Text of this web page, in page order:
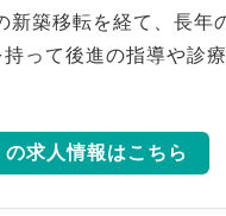
築移転を経て、長年
って後進の指導や診
求人情報はこちら